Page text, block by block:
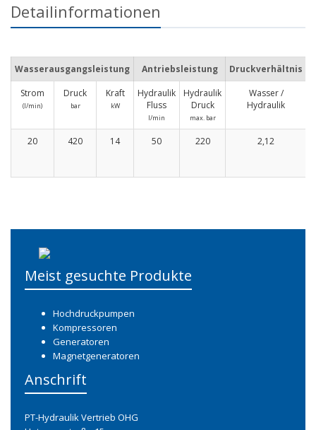
Detailinformationen
Wasserausgangsleistung Antriebsleistung
Druckverhältnis
Strom
(I/min)
Druck
bar
Kraft
kW
Hydraulik
Fluss
l/min
Hydraulik
Druck
max. bar
Wasser /
Hydraulik
20 420 14 50 220 2,12
Meist gesuchte Produkte
Hochdruckpumpen
Kompressoren
Generatoren
Magnetgeneratoren
Anschrift
PT-Hydraulik Vertrieb OHG